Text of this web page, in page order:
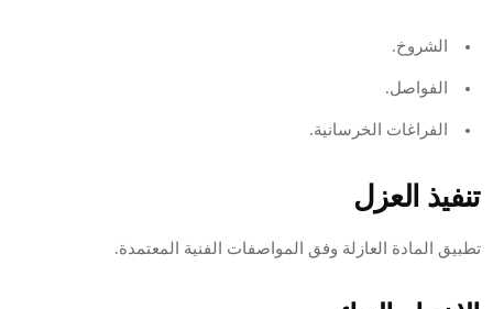
الشروخ.
الفواصل.
الفراغات الخرسانية.
تنفيذ العزل
تطبيق المادة العازلة وفق المواصفات الفنية المعتمدة.